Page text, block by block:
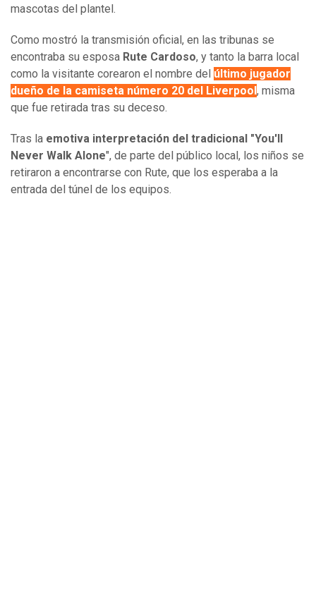
mascotas del plantel.
Como mostró la transmisión oficial, en las tribunas se
encontraba su esposa Rute Cardoso, y tanto la barra local
como la visitante corearon el nombre del último jugador
dueño de la camiseta número 20 del Liverpool , misma
que fue retirada tras su deceso.
Tras la emotiva interpretación del tradicional "You'll
Never Walk Alone", de parte del público local, los niños se
retiraron a encontrarse con Rute, que los esperaba a la
entrada del túnel de los equipos.